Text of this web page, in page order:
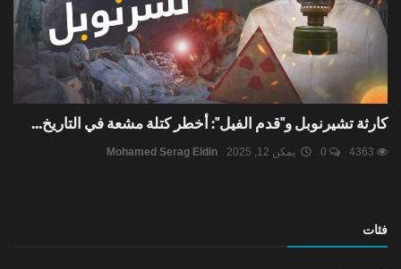
كارثة تشيرنوبل و"قدم الفيل": أخطر كتلة مشعة في التاريخ...
Mohamed Serag Eldin يمكن 12, 2025
فئات